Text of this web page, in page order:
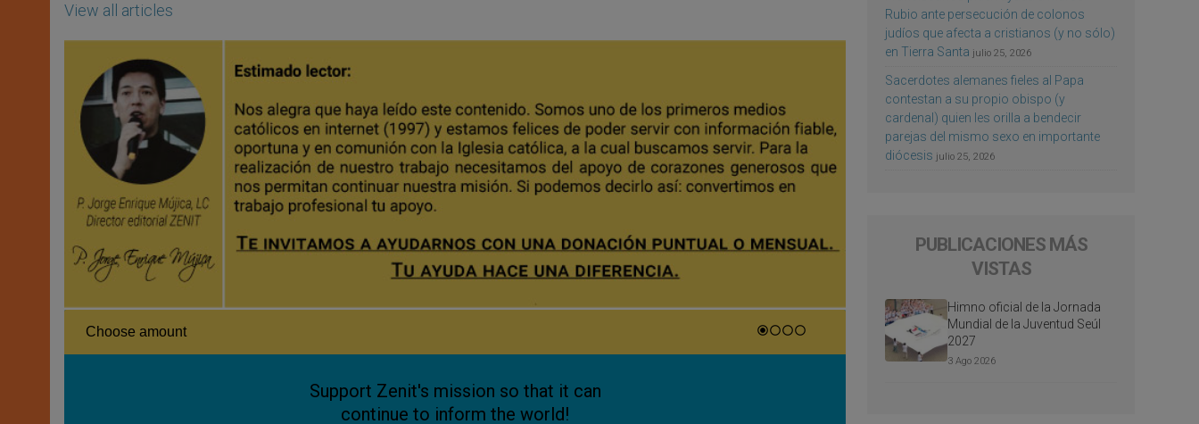
View all articles
Rubio ante persecución de colonos
judíos que afecta a cristianos (y no sólo)
en Tierra Santa julio 25, 2026
Sacerdotes alemanes fieles al Papa
contestan a su propio obispo (y
cardenal) quien les orilla a bendecir
parejas del mismo sexo en importante
diócesis julio 25, 2026
PUBLICACIONES MÁS
VISTAS
Himno oficial de la Jornada
Mundial de la Juventud Seúl
2027
3 Ago 2026